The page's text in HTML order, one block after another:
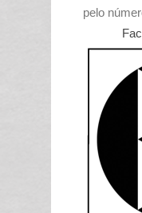
pelo